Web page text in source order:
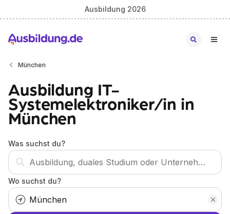
Ausbildung 2026
München
Ausbildung IT-
Systemelektroniker/in in
München
Was suchst du?
Wo suchst du?